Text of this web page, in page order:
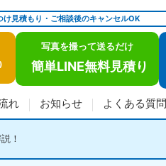
れ お知らせ よくある質問
見積もり・ご相談後のキャンセルOK
写真を撮って送るだけ
簡単LINE無料見積り
！